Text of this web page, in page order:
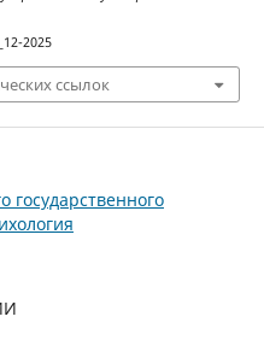
2025
ссылок
государственного